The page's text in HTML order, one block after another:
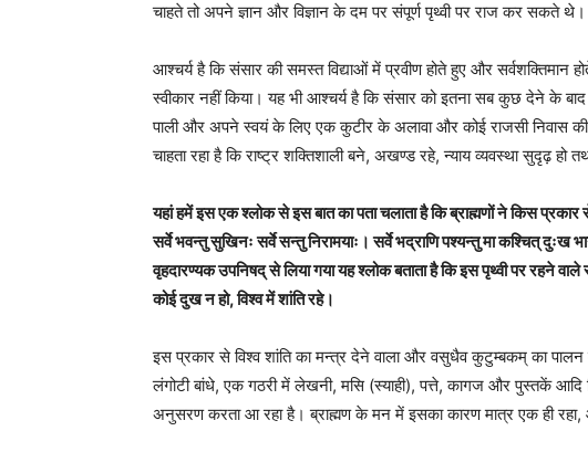
चाहते तो अपने ज्ञान और विज्ञान के दम पर संपूर्ण पृथ्वी पर राज कर सकते थे।
आश्चर्य है कि संसार की समस्त विद्याओं में प्रवीण होते हुए और सर्वशक्तिमान
स्वीकार नहीं किया। यह भी आश्चर्य है कि संसार को इतना सब कुछ देने के
पाली और अपने स्वयं के लिए एक कुटीर के अलावा और कोई राजसी निवास की
चाहता रहा है कि राष्ट्र शक्तिशाली बने, अखण्ड रहे, न्याय व्यवस्था सुदृढ़ हो
यहां हमें इस एक श्लोक से इस बात का पता चलाता है कि ब्राह्मणों ने किस
सर्वे भवन्तु सुखिनः सर्वे सन्तु निरामयाः। सर्वे भद्राणि पश्यन्तु मा कश्चित् दुःख
वृहदारण्यक उपनिषद् से लिया गया यह श्लोक बताता है कि इस पृथ्वी पर रहने
कोई दुख न हो, विश्व में शांति रहे।
इस प्रकार से विश्व शांति का मन्त्र देने वाला और वसुधैव कुटुम्बकम् का
लंगोटी बांधे, एक गठरी में लेखनी, मसि (स्याही), पत्ते, कागज और पुस्तकें
अनुसरण करता आ रहा है। ब्राह्मण के मन में इसका कारण मात्र एक ही